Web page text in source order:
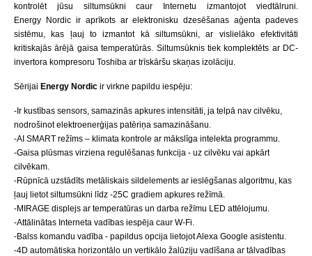
kontrolēt jūsu siltumsūkni caur Internetu izmantojot viedtālruni.
Energy Nordic ir aprīkots ar elektronisku dzesēšanas aģenta padeves
sistēmu, kas ļauj to izmantot kā siltumsūkni, ar vislielāko efektivitāti
kritiskajās ārējā gaisa temperatūrās. Siltumsūknis tiek komplektēts ar DC-
invertora kompresoru Toshiba ar trīskāršu skaņas izolāciju.
Sērijai Energy Nordic ir virkne papildu iespēju:
-Ir kustības sensors, samazinās apkures intensitāti, ja telpā nav cilvēku,
nodrošinot elektroenerģijas patēriņa samazināšanu.
-AI SMART režīms – klimata kontrole ar mākslīga intelekta programmu.
-Gaisa plūsmas virziena regulēšanas funkcija - uz cilvēku vai apkārt
cilvēkam.
-Rūpnīcā uzstādīts metāliskais sildelements ar ieslēgšanas algoritmu, kas
ļauj lietot siltumsūkni līdz -25C gradiem apkures režīmā.
-MIRAGE displejs ar temperatūras un darba režīmu LED attēlojumu.
-Attālinātas Interneta vadības iespēja caur W-Fi.
-Balss komandu vadība - papildus opcija lietojot Alexa Google asistentu.
-4D automātiska horizontālo un vertikālo žalūziju vadīšana ar tālvadības